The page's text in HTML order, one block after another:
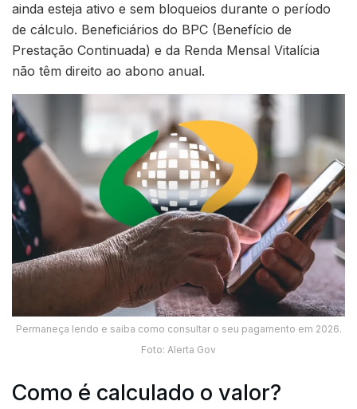
ainda esteja ativo e sem bloqueios durante o período
de cálculo. Beneficiários do BPC (Benefício de
Prestação Continuada) e da Renda Mensal Vitalícia
não têm direito ao abono anual.
Permaneça lendo e saiba como consultar o seu pagamento em 2026.
Foto: Alerta Gov
Como é calculado o valor?